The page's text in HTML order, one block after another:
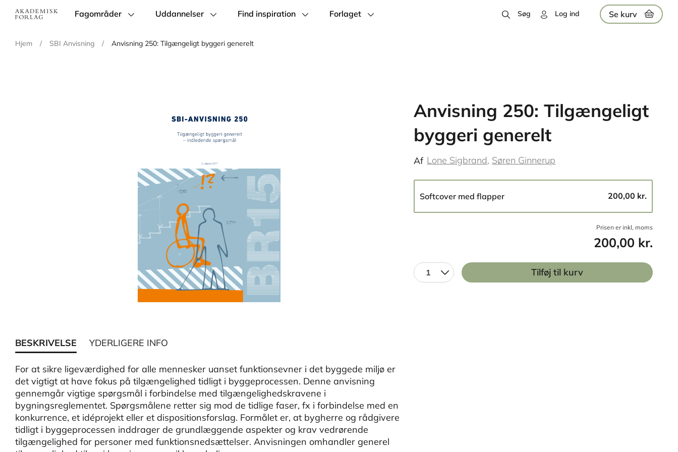
Main
Fagområder Uddannelser Find inspiration Forlaget Søg Log ind Se kurv
Hjem / SBI Anvisning / Anvisning 250: Tilgængeligt byggeri generelt
Anvisning 250: Tilgængeligt
byggeri generelt
Af Lone Sigbrand Søren Ginnerup
Softcover med flapper 200,00 kr.
Prisen er inkl, moms
200,00 kr.
1 Tilføj til kurv
BESKRIVELSE YDERLIGERE INFO
​For at sikre ligeværdighed for alle mennesker uanset funktionsevner i det byggede miljø er
det vigtigt at have fokus på tilgængelighed tidligt i byggeprocessen. Denne anvisning
gennemgår vigtige spørgsmål i forbindelse med tilgængelighedskravene i
bygningsreglementet. Spørgsmålene retter sig mod de tidlige faser, fx i forbindelse med en
konkurrence, et idéprojekt eller et dispositionsforslag. Formålet er, at bygherre og rådgivere
tidligt i byggeprocessen inddrager de grundlæggende aspekter og krav vedrørende
tilgængelighed for personer med funktionsnedsættelser. Anvisningen omhandler generel